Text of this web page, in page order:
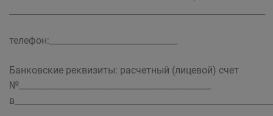
телефон:______________________________
Банковские реквизиты: расчетный (лицевой) счет
№_____________________________________________